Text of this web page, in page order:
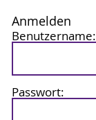
Anmelden
Benutzername:
Passwort: